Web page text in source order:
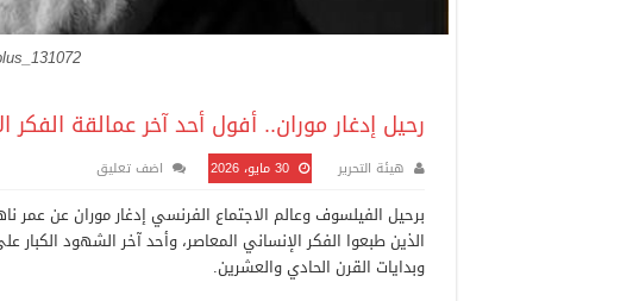
رحيل إدغار موران.. أفول أحد آخر عمالقة الفكر
هيئة التحرير 30 مايو، 2026 اضف تعليق
الذين طبعوا الفكر الإنساني المعاصر، وأحد آخر الشهود
وبدايات القرن الحادي والعشرين.